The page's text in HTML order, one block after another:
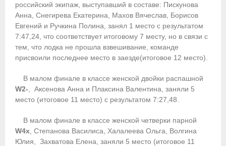
Регламенты и результаты
Приобретение спортивной страховки
- Архив документов
- Нормативные документы
- Подготовка спортивного резерва
- Правила гребного спорта
российский экипаж, выступавший в составе: Пискунова
Анна, Снегирева Екатерина, Махов Вячеслав, Борисов
Евгений и Ручкина Полина, занял 1 место с результатом
7:47,24, что соответствует итоговому 7 месту, но в связи с
тем, что лодка не прошла взвешивание, команде
присвоили последнее место в заезде(итоговое 12 место).
В малом финале в классе женской двойки распашной
W2- , Аксенова Анна и Плаксина Валентина, заняли 5
место (итоговое 11 место) с результатом 7:27,48.
В малом финале в классе женской четверки парной
W4x , Степанова Василиса, Халалеева Ольга, Волгина
Юлия, Захватова Елена, заняли 5 место (итоговое 11